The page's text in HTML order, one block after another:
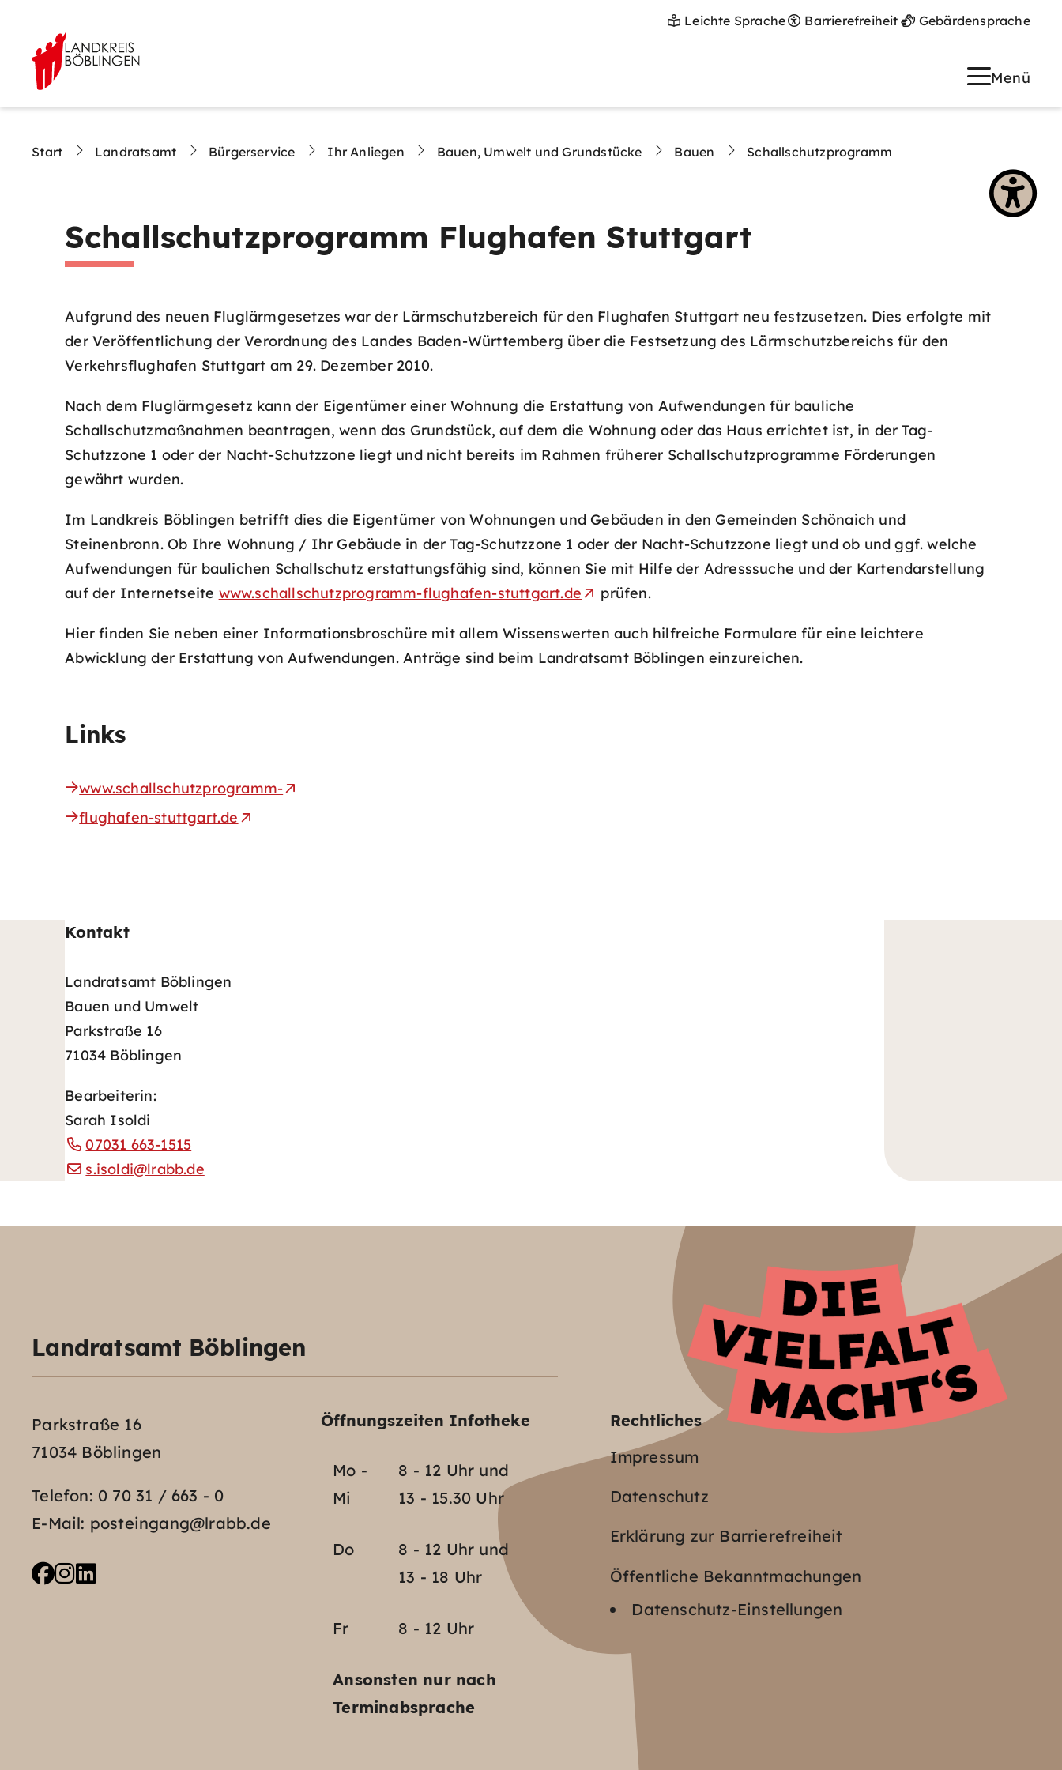
Leichte Sprache Barrierefreiheit Gebärdensprache
Menü
Start Landratsamt Bürgerservice Ihr Anliegen Bauen, Umwelt und Grundstücke Bauen Schallschutzprogramm
Schallschutzprogramm Flughafen Stuttgart
Aufgrund des neuen Fluglärmgesetzes war der Lärmschutzbereich für den Flughafen Stuttgart neu festzusetzen. Dies erfolgte mit
der Veröffentlichung der Verordnung des Landes Baden-Württemberg über die Festsetzung des Lärmschutzbereichs für den
Verkehrsflughafen Stuttgart am 29. Dezember 2010.
Nach dem Fluglärmgesetz kann der Eigentümer einer Wohnung die Erstattung von Aufwendungen für bauliche
Schallschutzmaßnahmen beantragen, wenn das Grundstück, auf dem die Wohnung oder das Haus errichtet ist, in der Tag-
Schutzzone 1 oder der Nacht-Schutzzone liegt und nicht bereits im Rahmen früherer Schallschutzprogramme Förderungen
gewährt wurden.
Im Landkreis Böblingen betrifft dies die Eigentümer von Wohnungen und Gebäuden in den Gemeinden Schönaich und
Steinenbronn. Ob Ihre Wohnung / Ihr Gebäude in der Tag-Schutzzone 1 oder der Nacht-Schutzzone liegt und ob und ggf. welche
Aufwendungen für baulichen Schallschutz erstattungsfähig sind, können Sie mit Hilfe der Adresssuche und der Kartendarstellung
auf der Internetseite www.schallschutzprogramm-flughafen-stuttgart.de prüfen.
Hier finden Sie neben einer Informationsbroschüre mit allem Wissenswerten auch hilfreiche Formulare für eine leichtere
Abwicklung der Erstattung von Aufwendungen. Anträge sind beim Landratsamt Böblingen einzureichen.
Links
www.schallschutzprogramm-
flughafen-stuttgart.de
Kontakt
Landratsamt Böblingen
Bauen und Umwelt
Parkstraße 16
71034 Böblingen
Bearbeiterin:
Sarah Isoldi
07031 663-1515
s.isoldi@lrabb.de
Landratsamt Böblingen
Parkstraße 16
71034 Böblingen
Telefon: 0 70 31 / 663 - 0
E-Mail: posteingang@lrabb.de
Öffnungszeiten Infotheke
Mo -
Mi
8 - 12 Uhr und
13 - 15.30 Uhr
Do
8 - 12 Uhr und
13 - 18 Uhr
Fr 8 - 12 Uhr
Ansonsten nur nach
Terminabsprache
Rechtliches
Impressum
Datenschutz
Erklärung zur Barrierefreiheit
Öffentliche Bekanntmachungen
Datenschutz-Einstellungen